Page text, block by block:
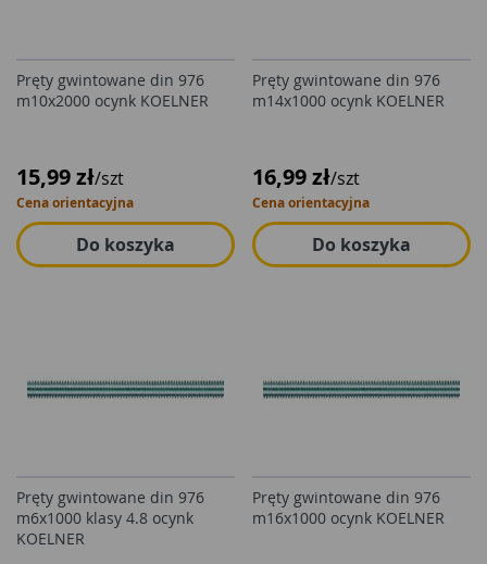
Pręty gwintowane din 976
m10x2000 ocynk KOELNER
15,99 zł/szt
Cena orientacyjna
Do koszyka
Pręty gwintowane din 976
m14x1000 ocynk KOELNER
16,99 zł/szt
Cena orientacyjna
Do koszyka
Pręty gwintowane din 976
m6x1000 klasy 4.8 ocynk
KOELNER
Pręty gwintowane din 976
m16x1000 ocynk KOELNER